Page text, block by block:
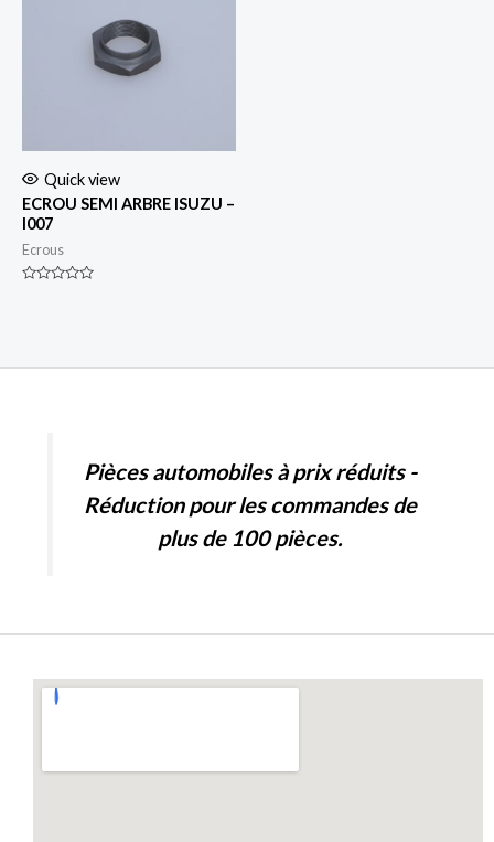
Quick view
ECROU SEMI ARBRE ISUZU –
I007
Ecrous
Pièces automobiles à prix réduits -
Réduction pour les commandes de
plus de 100 pièces.